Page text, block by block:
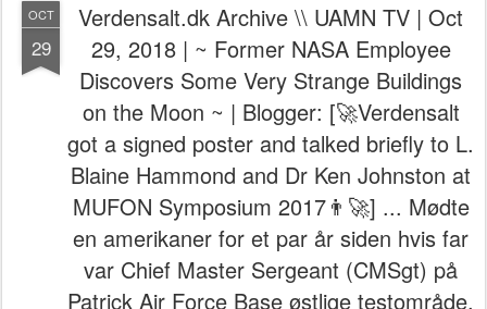
OCT
29
Verdensalt.dk Archive \\ UAMN TV | Oct
29, 2018 | ~ Former NASA Employee
Discovers Some Very Strange Buildings
on the Moon ~ | Blogger: [🚀Verdensalt
got a signed poster and talked briefly to L.
Blaine Hammond and Dr Ken Johnston at
MUFON Symposium 2017👨‍🚀] ... Mødte
en amerikaner for et par år siden hvis far
var Chief Master Sergeant (CMSgt) på
Patrick Air Force Base østlige testområde,